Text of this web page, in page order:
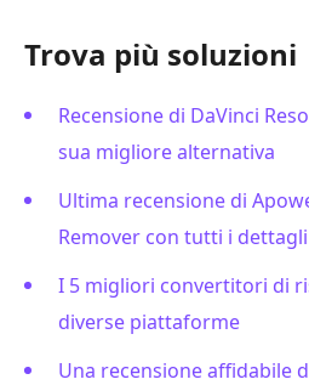
Trova più soluzioni
Recensione di DaVinci
sua migliore alternativa
Ultima recensione di
Remover con tutti i dettagli
I 5 migliori convertitori di
diverse piattaforme
Una recensione affidabile